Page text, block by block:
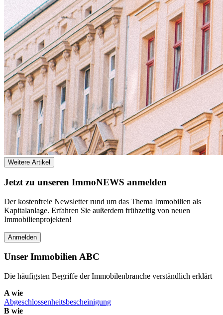
Weitere Artikel
Jetzt zu unseren ImmoNEWS anmelden
Der kostenfreie Newsletter rund um das Thema Immobilien als
Kapitalanlage. Erfahren Sie außerdem frühzeitig von neuen
Immobilienprojekten!
Anmelden
Unser Immobilien ABC
Die häufigsten Begriffe der Immobilenbranche verständlich erklärt
A wie
Abgeschlossenheits­bescheinigung
B wie